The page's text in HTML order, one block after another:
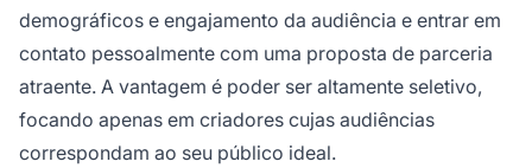
demográficos e engajamento da audiência e entrar em
contato pessoalmente com uma proposta de parceria
atraente. A vantagem é poder ser altamente seletivo,
focando apenas em criadores cujas audiências
correspondam ao seu público ideal.